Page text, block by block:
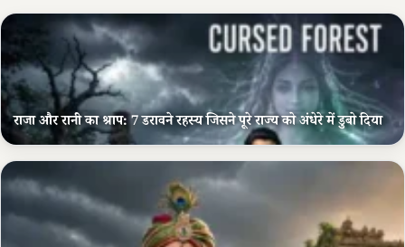
राजा और रानी का श्राप: 7 डरावने रहस्य जिसने पूरे राज्य को अंधेरे में डुबो दिया